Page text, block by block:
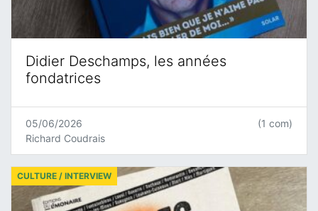
Didier Deschamps, les années
fondatrices
05/06/2026
Richard Coudrais
(1 com)
CULTURE / INTERVIEW